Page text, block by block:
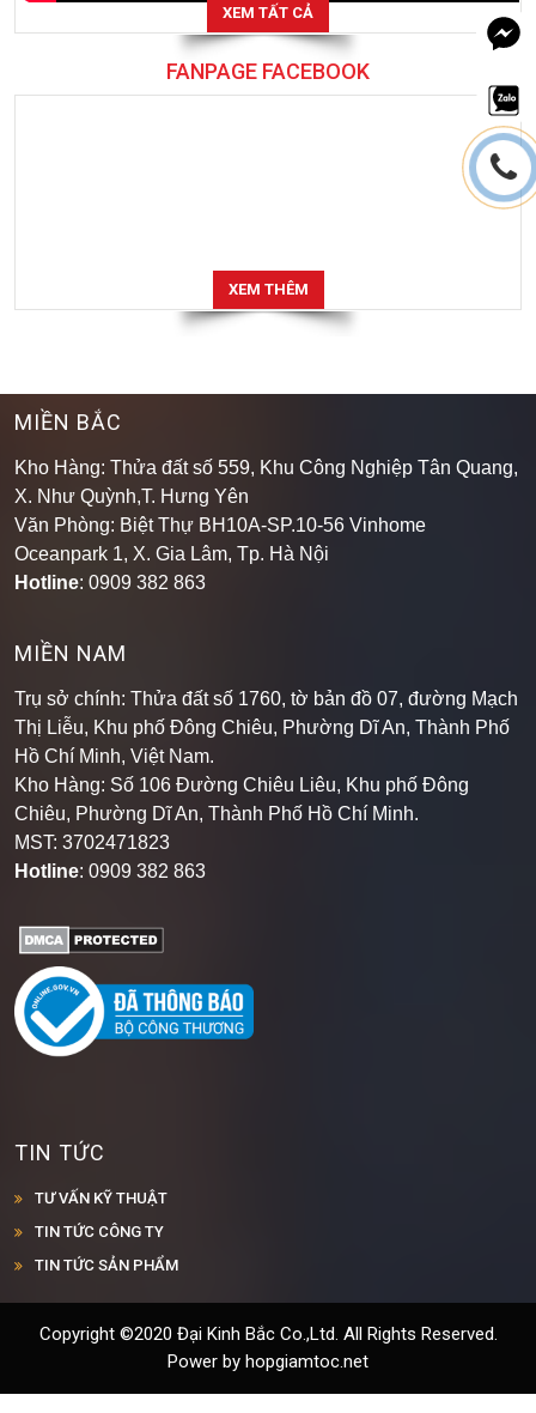
XEM TẤT CẢ
FANPAGE FACEBOOK
XEM THÊM
MIỀN BẮC
Kho Hàng: Thửa đất số 559, Khu Công Nghiệp Tân Quang,
X. Như Quỳnh,T. Hưng Yên
Văn Phòng: Biệt Thự BH10A-SP.10-56 Vinhome
Oceanpark 1, X. Gia Lâm, Tp. Hà Nội
Hotline: 0909 382 863
MIỀN NAM
Trụ sở chính: Thửa đất số 1760, tờ bản đồ 07, đường Mạch
Thị Liễu, Khu phố Đông Chiêu, Phường Dĩ An, Thành Phố
Hồ Chí Minh, Việt Nam.
Kho Hàng: Số 106 Đường Chiêu Liêu, Khu phố Đông
Chiêu, Phường Dĩ An, Thành Phố Hồ Chí Minh.
MST: 3702471823
Hotline: 0909 382 863
TIN TỨC
TƯ VẤN KỸ THUẬT
TIN TỨC CÔNG TY
TIN TỨC SẢN PHẨM
Copyright ©2020 Đại Kinh Bắc Co.,Ltd. All Rights Reserved.
Power by hopgiamtoc.net